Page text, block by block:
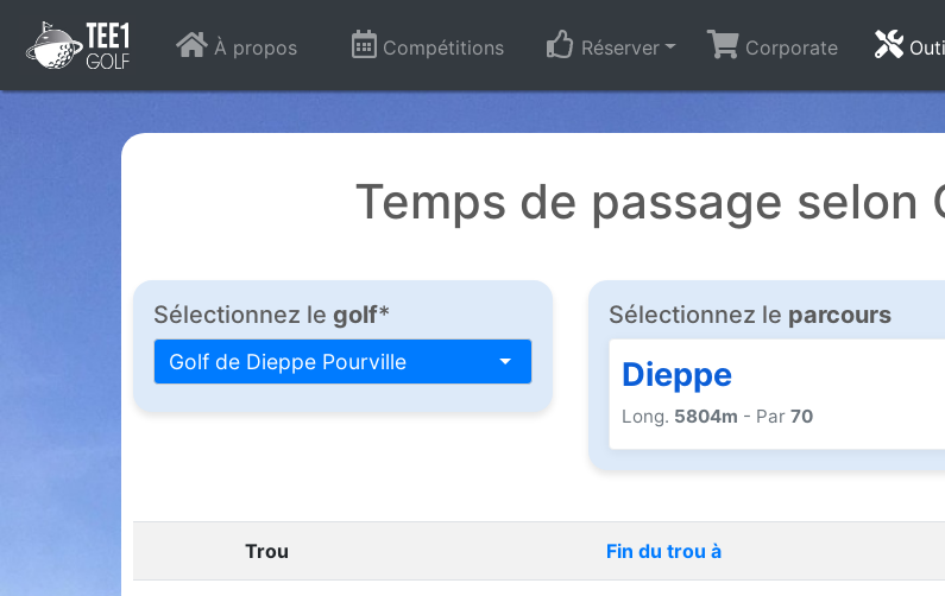
À propos Compétitions Réserver Corporate
Temps de passage selon
Sélectionnez le golf*
Golf de Dieppe Pourville
Sélectionnez le parcours
Dieppe
Long. 5804m - Par70
Trou Fin du trou à